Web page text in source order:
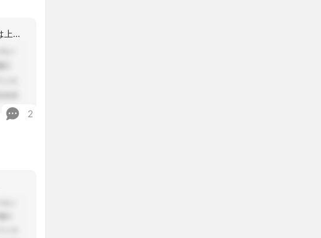
集中減算の利用率の表を見せてあげればいいのにきっと、利用率は上位に来ていませんか
2